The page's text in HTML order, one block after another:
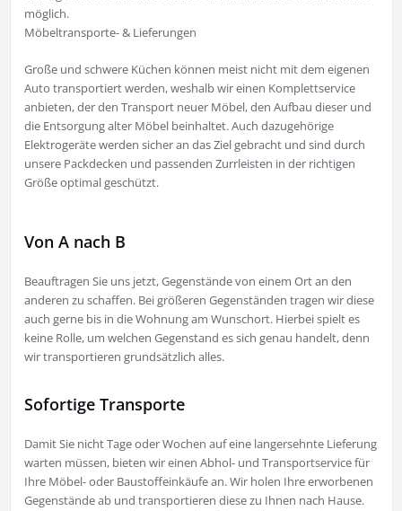
möglich.
Möbeltransporte- & Lieferungen
Große und schwere Küchen können meist nicht mit dem eigenen
Auto transportiert werden, weshalb wir einen Komplettservice
anbieten, der den Transport neuer Möbel, den Aufbau dieser und
die Entsorgung alter Möbel beinhaltet. Auch dazugehörige
Elektrogeräte werden sicher an das Ziel gebracht und sind durch
unsere Packdecken und passenden Zurrleisten in der richtigen
Größe optimal geschützt.
Von A nach B
Beauftragen Sie uns jetzt, Gegenstände von einem Ort an den
anderen zu schaffen. Bei größeren Gegenständen tragen wir diese
auch gerne bis in die Wohnung am Wunschort. Hierbei spielt es
keine Rolle, um welchen Gegenstand es sich genau handelt, denn
wir transportieren grundsätzlich alles.
Sofortige Transporte
Damit Sie nicht Tage oder Wochen auf eine langersehnte Lieferung
warten müssen, bieten wir einen Abhol- und Transportservice für
Ihre Möbel- oder Baustoffeinkäufe an. Wir holen Ihre erworbenen
Gegenstände ab und transportieren diese zu Ihnen nach Hause.